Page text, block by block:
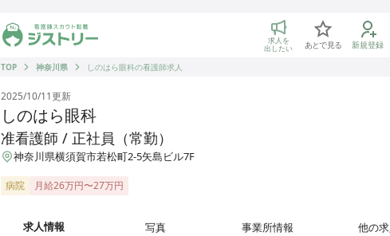
ジストリー 看護師の転職マッチング
求人を
出したい あとで見る 新規登録
TOP
神奈川県 しのはら眼科の看護師求人
2025/10/11更新
しのはら眼科
准看護師 / 正社員（常勤）
神奈川県横須賀市若松町2-5矢島ビル7F
病院 月給26万円〜27万円
求人情報 写真 事業所情報 他の求